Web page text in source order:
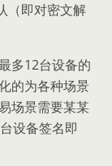
（即对密文解
多12台设备的
的为各种场景
场景需要某某
设备签名即